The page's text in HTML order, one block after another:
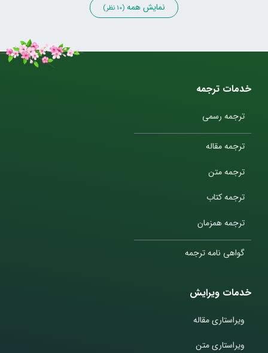
نمایش همه (10 نظر)
خدمات ترجمه
ترجمه رسمی
ترجمه مقاله
ترجمه متن
ترجمه کتاب
ترجمه همزمان
گواهی نامه ترجمه
خدمات ویرایش
ویراستاری مقاله
ویراستاری متن